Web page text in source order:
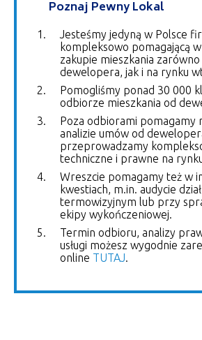
Poznaj Pewny Lokal
Jesteśmy jedyną w Polsce
kompleksowo pomagającą
zakupie mieszkania zarówno
dewelopera, jak i na rynku
Pomogliśmy ponad 30 000
odbiorze mieszkania od
Poza odbiorami pomagamy
analizie umów od
przeprowadzamy
techniczne i prawne na
Wreszcie pomagamy też w
kwestiach, m.in. audycie
termowizyjnym lub przy
ekipy wykończeniowej.
Termin odbioru, analizy
usługi możesz wygodnie
online TUTAJ.